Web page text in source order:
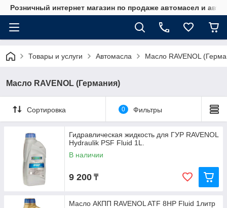
Розничный интернет магазин по продаже автомасел и
Товары и услуги Автомасла Масло RAVENOL
Масло RAVENOL (Германия)
Сортировка 0 Фильтры
Гидравлическая жидкость для ГУР RAVENOL
Hydraulik PSF Fluid 1L.
В наличии
9 200 ₸
Масло АКПП RAVENOL ATF 8HP Fluid 1литр